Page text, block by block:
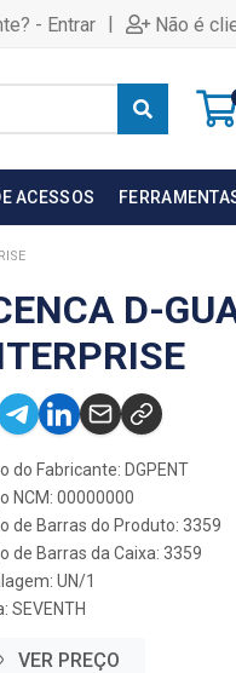
- Entrar | Não é
ACESSOS
D-
do Fabricante: DGPENT
NCM: 00000000
de Barras do Produto: 3359
de Barras da Caixa: 3359
UN/1
SEVENTH
VER PREÇO